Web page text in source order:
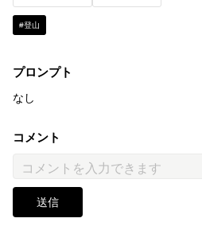
#登山
プロンプト
なし
コメント
送信